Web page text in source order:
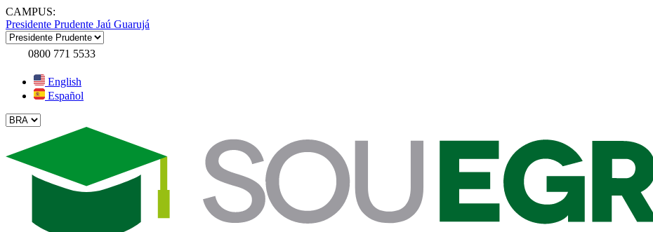
CAMPUS:
Presidente Prudente Jaú Guarujá
0800 771 5533
English
Español